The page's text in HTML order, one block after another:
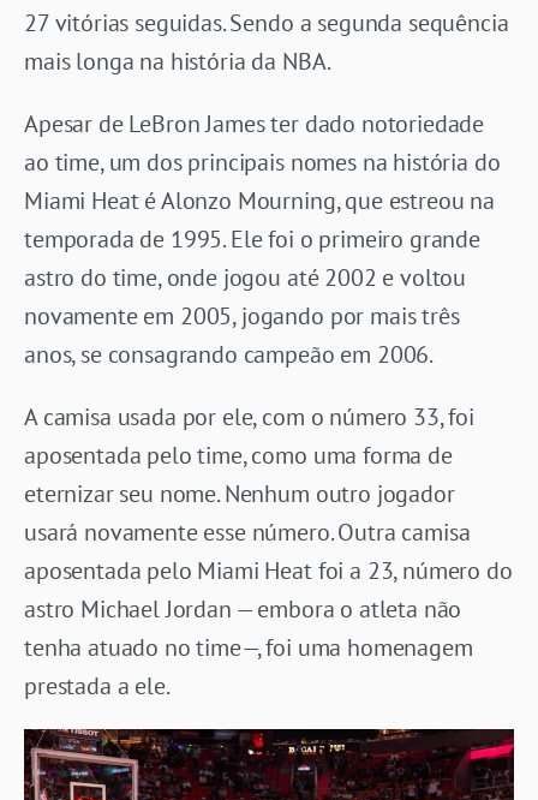
27 vitórias seguidas. Sendo a segunda sequência
mais longa na história da NBA.
Apesar de LeBron James ter dado notoriedade
ao time, um dos principais nomes na história do
Miami Heat é Alonzo Mourning, que estreou na
temporada de 1995. Ele foi o primeiro grande
astro do time, onde jogou até 2002 e voltou
novamente em 2005, jogando por mais três
anos, se consagrando campeão em 2006.
A camisa usada por ele, com o número 33, foi
aposentada pelo time, como uma forma de
eternizar seu nome. Nenhum outro jogador
usará novamente esse número. Outra camisa
aposentada pelo Miami Heat foi a 23, número do
astro Michael Jordan — embora o atleta não
tenha atuado no time—, foi uma homenagem
prestada a ele.